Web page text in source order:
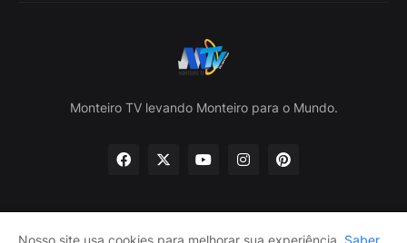
Monteiro TV levando Monteiro para o Mundo.
Nosso site usa cookies para melhorar sua experiência. Saber